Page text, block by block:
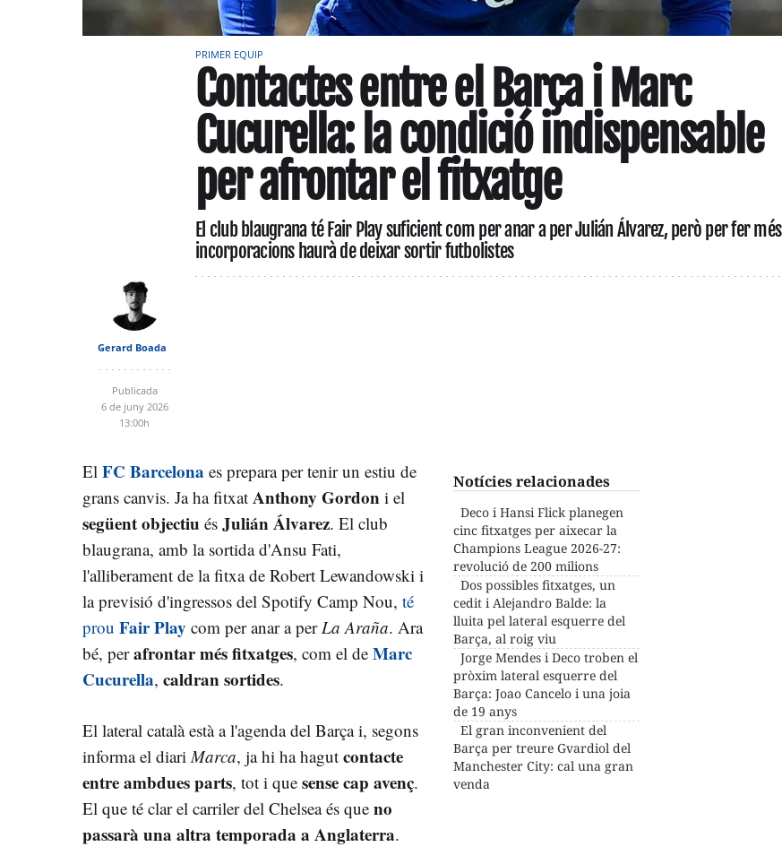
PRIMER EQUIP
Contactes entre el Barça i Marc
Cucurella: la condició indispensable
per afrontar el fitxatge
El club blaugrana té Fair Play suficient com per anar a per Julián Álvarez, però per fer més
incorporacions haurà de deixar sortir futbolistes
Gerard Boada
Publicada
6 de juny 2026
13:00h
Notícies relacionades
Deco i Hansi Flick planegen
cinc fitxatges per aixecar la
Champions League 2026-27:
revolució de 200 milions
Dos possibles fitxatges, un
cedit i Alejandro Balde: la
lluita pel lateral esquerre del
Barça, al roig viu
Jorge Mendes i Deco troben el
pròxim lateral esquerre del
Barça: Joao Cancelo i una joia
de 19 anys
El gran inconvenient del
Barça per treure Gvardiol del
Manchester City: cal una gran
venda
El FC Barcelona es prepara per tenir un estiu de
grans canvis. Ja ha fitxat Anthony Gordon i el
següent objectiu és Julián Álvarez. El club
blaugrana, amb la sortida d'Ansu Fati,
l'alliberament de la fitxa de Robert Lewandowski i
la previsió d'ingressos del Spotify Camp Nou, té
prou Fair Play com per anar a per La Araña. Ara
bé, perafrontar més fitxatges, com el de Marc
Cucurella, caldran sortides.
El lateral català està a l'agenda del Barça i, segons
informa el diari Marca, ja hi ha hagut contacte
entre ambdues parts, tot i que sense cap avenç.
El que té clar el carriler del Chelsea és que no
passarà una altra temporada a Anglaterra.